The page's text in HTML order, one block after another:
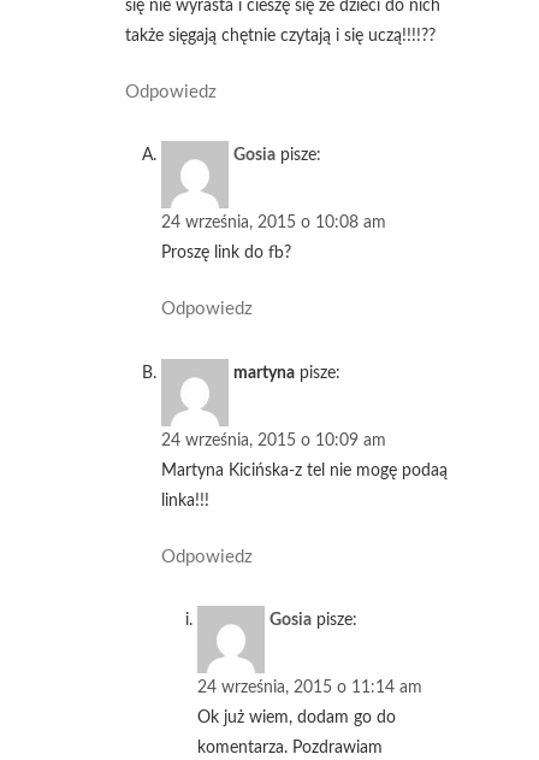
się nie wyrasta i cieszę się że dzieci do nich
także sięgają chętnie czytają i się uczą!!!!??
Odpowiedz
Gosia pisze:
24 września, 2015 o 10:08 am
Proszę link do fb?
Odpowiedz
martyna pisze:
24 września, 2015 o 10:09 am
Martyna Kicińska-z tel nie mogę podaą
linka!!!
Odpowiedz
Gosia pisze:
24 września, 2015 o 11:14 am
Ok już wiem, dodam go do
komentarza. Pozdrawiam